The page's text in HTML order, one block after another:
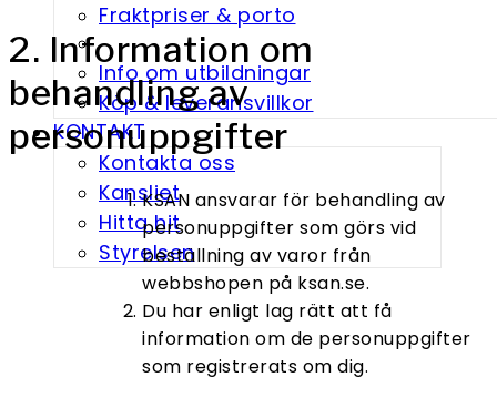
Fraktpriser & porto
Info om utbildningar
Köp & leveransvillkor
KONTAKT
Kontakta oss
Kansliet
Hitta hit
Styrelsen
2. Information om
behandling av
personuppgifter
KSAN ansvarar för behandling av
personuppgifter som görs vid
beställning av varor från
webbshopen på ksan.se.
Du har enligt lag rätt att få
information om de personuppgifter
som registrerats om dig.